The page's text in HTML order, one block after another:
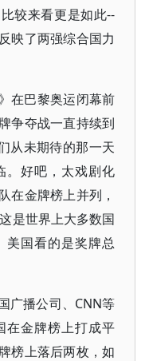
较来看更是如此--
映了两强综合国力
在巴黎奥运闭幕前
争夺战一直持续到
从未期待的那一天
。好吧，太戏剧化
在金牌榜上并列，
是世界上大多数国
美国看的是奖牌总
广播公司、CNN等
在金牌榜上打成平
榜上落后两枚，如